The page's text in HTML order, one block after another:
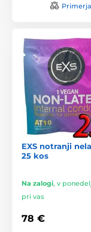
EXS notranji
25 kos
Na zalogi, v
pri vas
78 €